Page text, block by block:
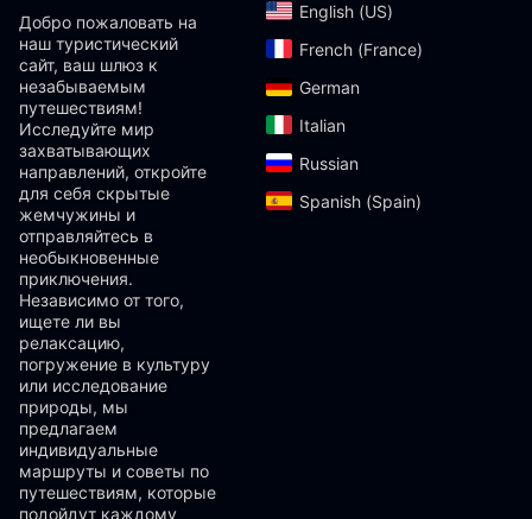
Добро пожаловать на
наш туристический
сайт, ваш шлюз к
незабываемым
путешествиям!
Исследуйте мир
захватывающих
направлений, откройте
для себя скрытые
жемчужины и
отправляйтесь в
необыкновенные
приключения.
Независимо от того,
ищете ли вы
релаксацию,
погружение в культуру
или исследование
природы, мы
предлагаем
индивидуальные
маршруты и советы по
путешествиям, которые
подойдут каждому
English (US)‎
French (France)‎
German‎
Italian‎
Russian‎
Spanish (Spain)‎